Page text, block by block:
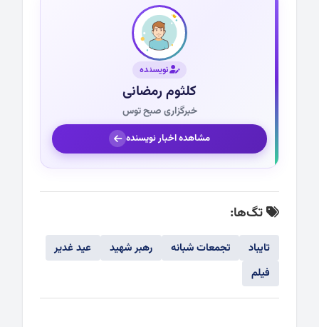
نویسنده
کلثوم رمضانی
خبرگزاری صبح توس
مشاهده اخبار نویسنده
تگ‌ها:
تایباد تجمعات شبانه رهبر شهید
عید غدیر
فیلم